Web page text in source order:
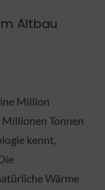
Altbau
Million
Tonnen
kennt,
Wärme